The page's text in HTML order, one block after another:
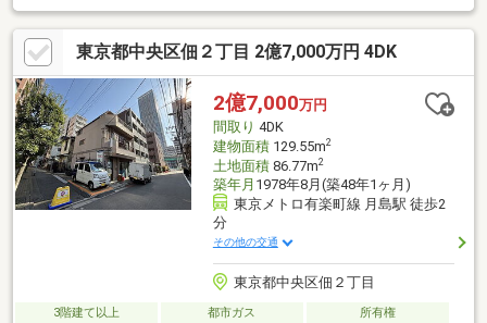
て利用することも可能です。また、ワインセラーとしても使え、
普段使わない季節のグッズやストック食材の管理・ジム仕様・プ
ロジェクタールームにするなどの多種多様用途な地下室あり。更
にキッチンはコンロ３口以上の仕様となっております。なお、延
床面積２００．９７㎡の居室空間となっております。新規内外装
リフォーム実施のうえでのお引渡しとなります。※竣工図・検査
済証有
東京都中央区佃２丁目 2億7,000万円 4DK
2億7,000万円
間取り 4DK
建物面積129.55m2
土地面積86.77m2
築年月 1978年8月(築48年1ヶ月)
東京メトロ有楽町線 月島駅 徒歩2
分
その他の交通
東京都中央区佃２丁目
3階建て以上 都市ガス 所有権